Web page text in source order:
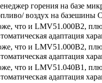
горения на базе
воздух на базешины
что и LMV51.000B2,
адаптация
что и LMV51.000B2,
адаптация
что и LMV51.040B1,
адаптация